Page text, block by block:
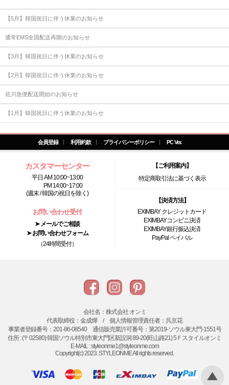
【5月】韓国祝日に伴う休業のお知らせ
通常EMS全国配送再開のお知らせ
【3月】韓国祝日に伴う休業のお知らせ
【2月】韓国祝日に伴う休業のお知らせ
佐川急便配送開始のお知らせ
【1月】韓国祝日に伴う休業のお知らせ
会員登録 利用約款 プライバシーポリシー PC Ver.
カスタマーセンター
平日 AM 10:00~13:00
PM 14:00~17:00
(週末 / 韓国の祝日を除く)
お問い合わせ受付
➤ メールでご相談
➤ お問い合わせフォーム
（24時間受付）
【ご利用案内】
特定商取引法に基づく表示
【決済方法】
EXIMBAY クレジットカード
EXIMBAYコンビニ決済
EXIMBAY銀行振込決済
PayPal ペイパル
会社名：株式会社 オンミ
代表取締役：金成燁 / 個人情報管理責任者：呉京花
事業者登録番号：201-86-08540 通信販売業許可番号：第2019-ソウル東大門-1551号
住所 : (〒02580) 韓国ソウル特別市東大門区新設洞 89-20(旺山路21) 5Ｆスタイルオンミ
E-MAIL : styleonme1@styleonme.com
Copyright(c) 2023. STYLEONME All rights reserved.